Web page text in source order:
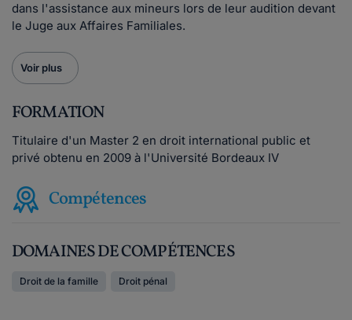
dans l'assistance aux mineurs lors de leur audition devant
le Juge aux Affaires Familiales.
Voir plus
FORMATION
Titulaire d'un Master 2 en droit international public et
privé obtenu en 2009 à l'Université Bordeaux IV
Compétences
DOMAINES DE COMPÉTENCES
Droit de la famille Droit pénal